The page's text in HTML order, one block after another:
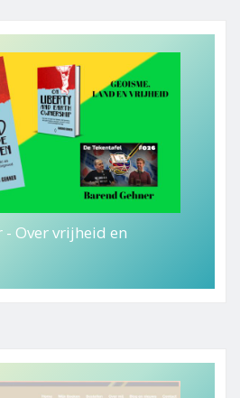
- Over vrijheid en